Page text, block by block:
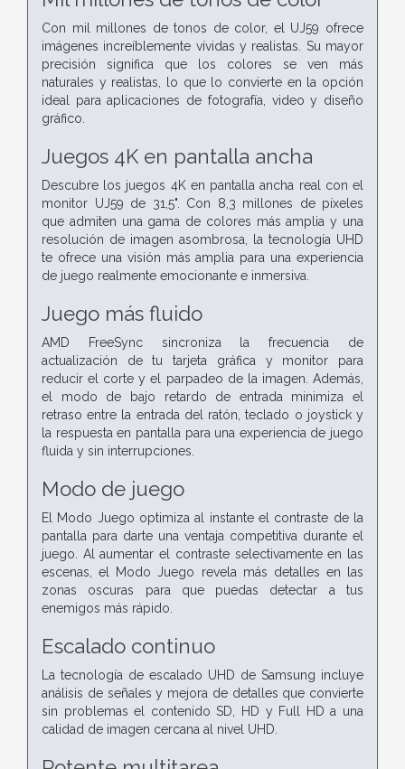
Con mil millones de tonos de color, el UJ59 ofrece
imágenes increíblemente vívidas y realistas. Su mayor
precisión significa que los colores se ven más
naturales y realistas, lo que lo convierte en la opción
ideal para aplicaciones de fotografía, video y diseño
gráfico.
Juegos 4K en pantalla ancha
Descubre los juegos 4K en pantalla ancha real con el
monitor UJ59 de 31,5". Con 8,3 millones de píxeles
que admiten una gama de colores más amplia y una
resolución de imagen asombrosa, la tecnología UHD
te ofrece una visión más amplia para una experiencia
de juego realmente emocionante e inmersiva.
Juego más fluido
AMD FreeSync sincroniza la frecuencia de
actualización de tu tarjeta gráfica y monitor para
reducir el corte y el parpadeo de la imagen. Además,
el modo de bajo retardo de entrada minimiza el
retraso entre la entrada del ratón, teclado o joystick y
la respuesta en pantalla para una experiencia de juego
fluida y sin interrupciones.
Modo de juego
El Modo Juego optimiza al instante el contraste de la
pantalla para darte una ventaja competitiva durante el
juego. Al aumentar el contraste selectivamente en las
escenas, el Modo Juego revela más detalles en las
zonas oscuras para que puedas detectar a tus
enemigos más rápido.
Escalado continuo
La tecnología de escalado UHD de Samsung incluye
análisis de señales y mejora de detalles que convierte
sin problemas el contenido SD, HD y Full HD a una
calidad de imagen cercana al nivel UHD.